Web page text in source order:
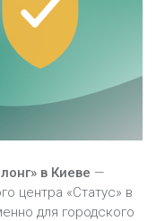
в Киеве
в Киеве
в Киеве
в Киеве
в Киеве —
центра «Статус» в
для городского